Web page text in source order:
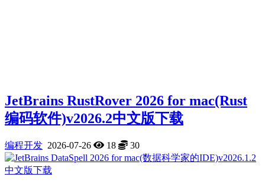
JetBrains RustRover 2026 for mac(Rust
编码软件)v2026.2中文版下载
编程开发 2026-07-26 18 30